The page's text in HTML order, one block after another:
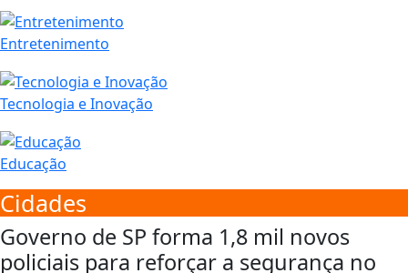
Entretenimento
Tecnologia e Inovação
Educação
Cidades
Governo de SP forma 1,8 mil novos
policiais para reforçar a segurança no